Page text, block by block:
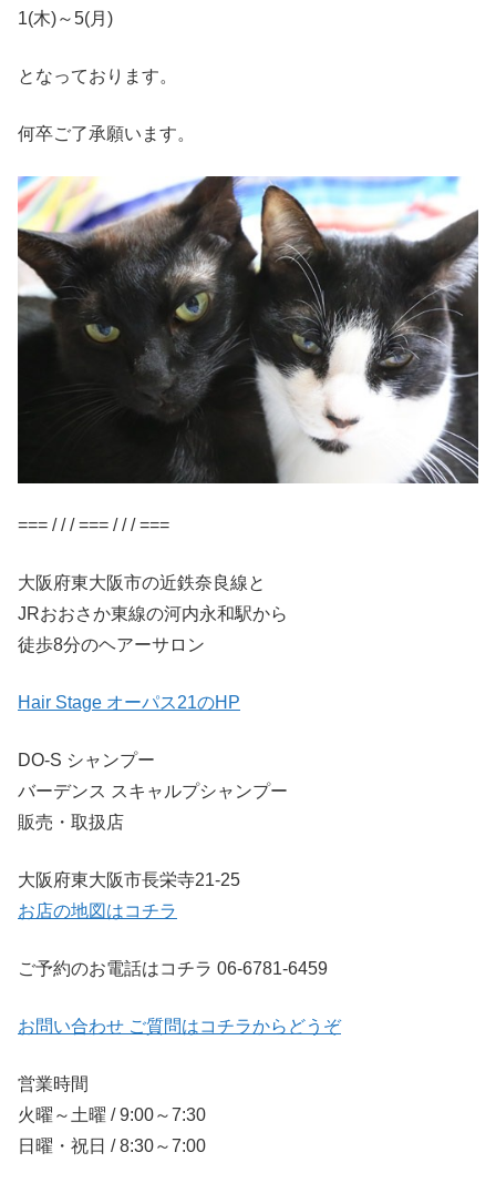
1(木)～5(月)
となっております。
何卒ご了承願います。
=== / / / === / / / ===
大阪府東大阪市の近鉄奈良線と
JRおおさか東線の河内永和駅から
徒歩8分のヘアーサロン
Hair Stage オーパス21のHP
DO-S シャンプー
バーデンス スキャルプシャンプー
販売・取扱店
大阪府東大阪市長栄寺21-25
お店の地図はコチラ
ご予約のお電話はコチラ 06-6781-6459
お問い合わせ ご質問はコチラからどうぞ
営業時間
火曜～土曜 / 9:00～7:30
日曜・祝日 / 8:30～7:00